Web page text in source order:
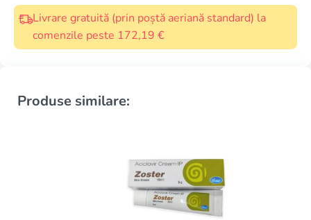
Livrare gratuită (prin poștă aeriană standard) la
comenzile peste 172,19 €
Produse similare: